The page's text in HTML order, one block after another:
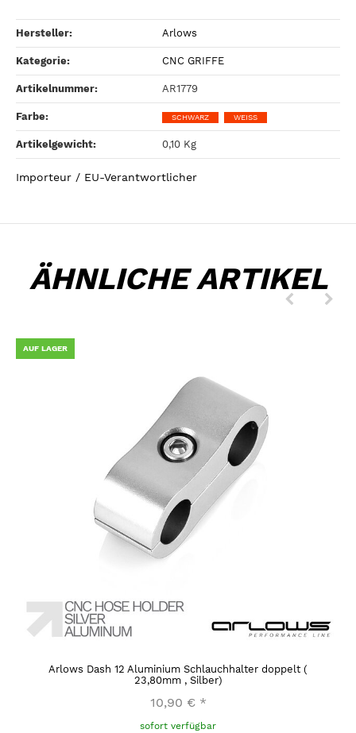
Hersteller: Arlows
Kategorie: CNC GRIFFE
Artikelnummer: AR1779
Farbe‍: SCHWARZ WEISS
Artikelgewicht‍: 0,10 Kg
Importeur / EU-Verantwortlicher
ÄHNLICHE ARTIKEL
AUF LAGER
Arlows Dash 12 Aluminium Schlauchhalter doppelt (
23,80mm , Silber)
10,90 € *
sofort verfügbar